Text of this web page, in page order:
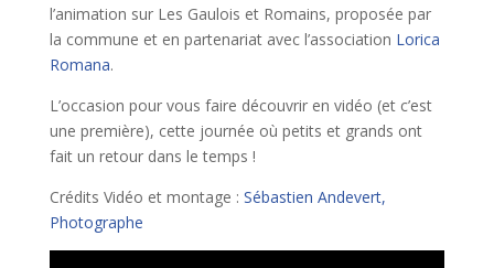
l’animation sur Les Gaulois et Romains, proposée par
la commune et en partenariat avec l’association Lorica
Romana.
L’occasion pour vous faire découvrir en vidéo (et c’est
une première), cette journée où petits et grands ont
fait un retour dans le temps !
Crédits Vidéo et montage : Sébastien Andevert,
Photographe